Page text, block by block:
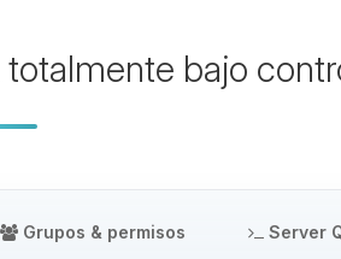
totalmente bajo
Grupos & permisos Server